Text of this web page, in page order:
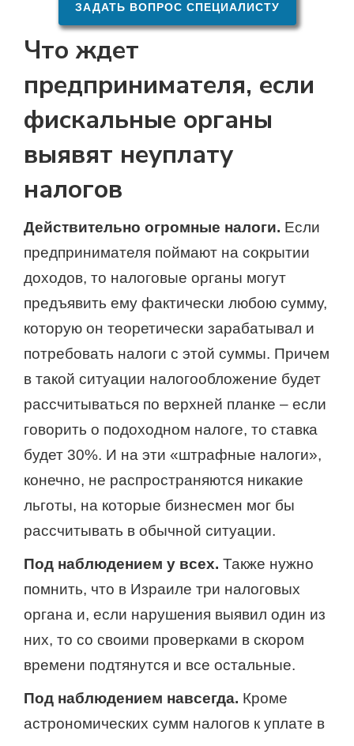
ЗАДАТЬ ВОПРОС СПЕЦИАЛИСТУ
Что ждет
предпринимателя, если
фискальные органы
выявят неуплату
налогов
Действительно огромные налоги. Если
предпринимателя поймают на сокрытии
доходов, то налоговые органы могут
предъявить ему фактически любою сумму,
которую он теоретически зарабатывал и
потребовать налоги с этой суммы. Причем
в такой ситуации налогообложение будет
рассчитываться по верхней планке – если
говорить о подоходном налоге, то ставка
будет 30%. И на эти «штрафные налоги»,
конечно, не распространяются никакие
льготы, на которые бизнесмен мог бы
рассчитывать в обычной ситуации.
Под наблюдением у всех. Также нужно
помнить, что в Израиле три налоговых
органа и, если нарушения выявил один из
них, то со своими проверками в скором
времени подтянутся и все остальные.
Под наблюдением навсегда. Кроме
астрономических сумм налогов к уплате в